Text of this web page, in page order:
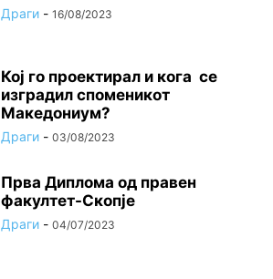
Драги - 16/08/2023
Кој го проектирал и кога се
изградил споменикот
Македониум?
Драги - 03/08/2023
Прва Диплома од правен
факултет-Скопје
Драги - 04/07/2023